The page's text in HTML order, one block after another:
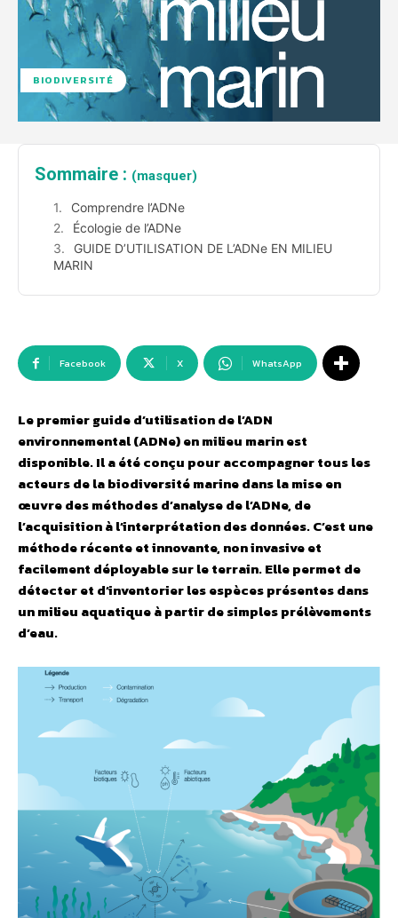
BIODIVERSITÉ
Sommaire : (masquer)
Comprendre l’ADNe
Écologie de l’ADNe
GUIDE D’UTILISATION DE L’ADNe EN MILIEU
MARIN
Facebook X WhatsApp
Le premier guide d’utilisation de l’ADN
environnemental (ADNe) en milieu marin est
disponible. Il a été conçu pour accompagner tous les
acteurs de la biodiversité marine dans la mise en
œuvre des méthodes d’analyse de l’ADNe, de
l’acquisition à l’interprétation des données. C’est une
méthode récente et innovante, non invasive et
facilement déployable sur le terrain. Elle permet de
détecter et d’inventorier les espèces présentes dans
un milieu aquatique à partir de simples prélèvements
d’eau.